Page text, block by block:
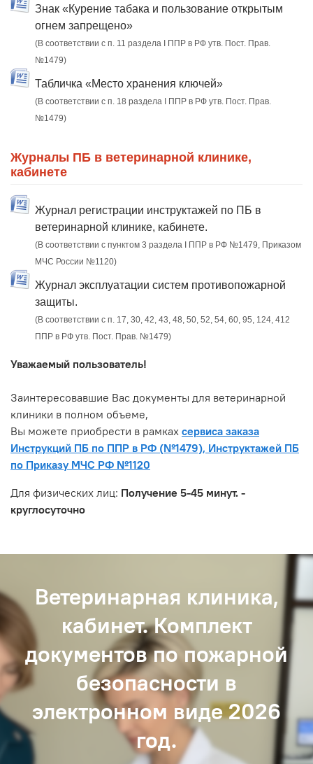
Знак «Курение табака и пользование открытым
огнем запрещено»
(В соответствии с п. 11 раздела I ППР в РФ утв. Пост. Прав.
№1479)
Табличка «Место хранения ключей»
(В соответствии с п. 18 раздела I ППР в РФ утв. Пост. Прав.
№1479)
Журналы ПБ в ветеринарной клинике,
кабинете
Журнал регистрации инструктажей по ПБ в
ветеринарной клинике, кабинете.
(В соответствии с пунктом 3 раздела I ППР в РФ №1479, Приказом
МЧС России №1120)
Журнал эксплуатации систем противопожарной
защиты.
(В соответствии с п. 17, 30, 42, 43, 48, 50, 52, 54, 60, 95, 124, 412
ППР в РФ утв. Пост. Прав. №1479)
Уважаемый пользователь!
Заинтересовавшие Вас документы для ветеринарной
клиники в полном объеме,
Вы можете приобрести в рамках сервиса заказа
Инструкций ПБ по ППР в РФ (№1479), Инструктажей ПБ
по Приказу МЧС РФ №1120
Для физических лиц: Получение 5-45 минут. -
круглосуточно
Ветеринарная клиника,
кабинет. Комплект
документов по пожарной
безопасности в
электронном виде 2026
год.